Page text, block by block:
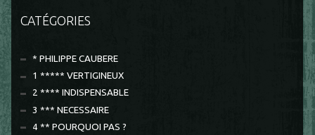
CATÉGORIES
* PHILIPPE CAUBERE
1 ***** VERTIGINEUX
2 **** INDISPENSABLE
3 *** NECESSAIRE
4 ** POURQUOI PAS ?